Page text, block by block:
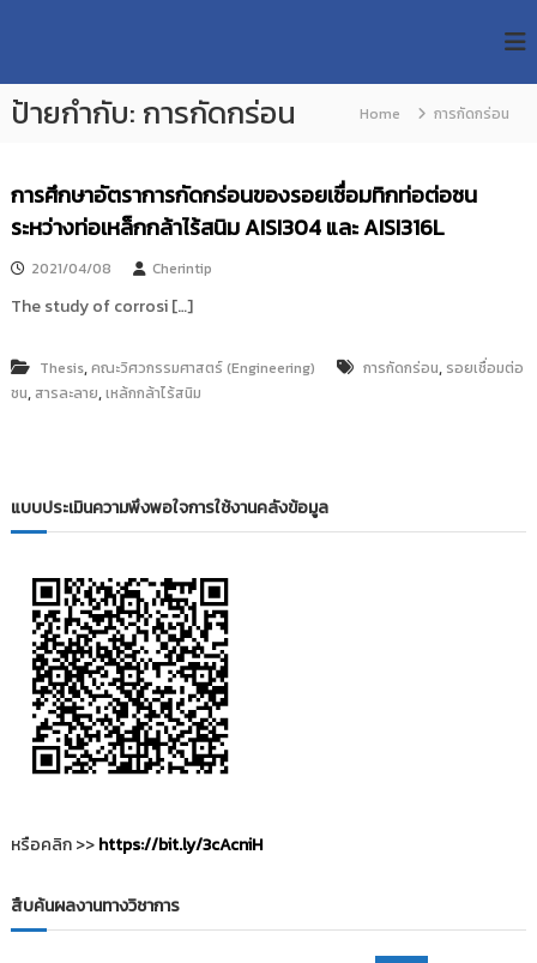
p
U
T
R
e
s
e
a
c
h
o
s
t
o
r
y
ค
ลั
อ
ล
ง
วิ
ท
ลั
ย
เ
ค
น
ล
ยี
ร
ค
ล
ญ
รี
ป้ายกำกับ: การกัดกร่อน Home การกัดกร่อน
การศึกษาอัตราการกัดกร่อนของรอยเชื่อมทิกท่อต่อชน
ระหว่างท่อเหล็กกล้าไร้สนิม AISI304 และ AISI316L
2021/04/08 Cherintip
The study of corrosi […]
Thesis,คณะวิศวกรรมศาสตร์ (Engineering) การกัดกร่อน, รอยเชื่อมต่อ
ชน, สารละลาย,เหล้กกล้าไร้สนิม
แบบประเมินความพึงพอใจการใช้งานคลังข้อมูล
หรือคลิก >>https://bit.ly/3cAcniH
สืบค้นผลงานทางวิชาการ